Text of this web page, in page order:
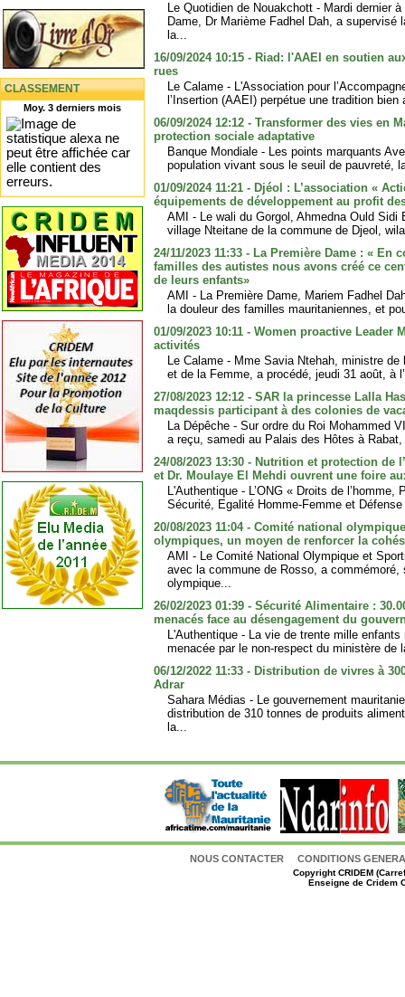
CLASSEMENT
Moy. 3 derniers mois
Le Quotidien de Nouakchott - Mardi dernier
Dame, Dr Marième Fadhel Dah, a supervisé
la...
16/09/2024 10:15 - Riad: l'AAEI en soutien
rues
Le Calame - L'Association pour
l’Insertion (AAEI) perpétue une tradition
06/09/2024 12:12 - Transformer des vies en
protection sociale adaptative
Banque Mondiale - Les points marquants
population vivant sous le seuil de pauvreté,
01/09/2024 11:21 - Djéol : L’association «
équipements de développement au profit
AMI - Le wali du Gorgol, Ahmedna Ould Sidi
village Nteitane de la commune de Djeol,
24/11/2023 11:33 - La Première Dame : « En
familles des autistes nous avons créé ce
de leurs enfants»
AMI - La Première Dame, Mariem Fadhel
la douleur des familles mauritaniennes, et
01/09/2023 10:11 - Women proactive Leader
activités
Le Calame - Mme Savia Ntehah, ministre de
et de la Femme, a procédé, jeudi 31 août, à
27/08/2023 12:12 - SAR la princesse Lalla
maqdessis participant à des colonies de
La Dépêche - Sur ordre du Roi Mohammed
a reçu, samedi au Palais des Hôtes à
24/08/2023 13:30 - Nutrition et protection de
et Dr. Moulaye El Mehdi ouvrent une foire
L'Authentique - L’ONG « Droits de l’homme,
Sécurité, Egalité Homme-Femme et
20/08/2023 11:04 - Comité national
olympiques, un moyen de renforcer la
AMI - Le Comité National Olympique et
avec la commune de Rosso, a commémoré,
olympique...
26/02/2023 01:39 - Sécurité Alimentaire :
menacés face au désengagement du
L'Authentique - La vie de trente mille
menacée par le non-respect du ministère de
06/12/2022 11:33 - Distribution de vivres à
Adrar
Sahara Médias - Le gouvernement
distribution de 310 tonnes de produits
la...
NOUS CONTACTER CONDITIONS
CopyrightCRIDEM
Enseigne de Cridem